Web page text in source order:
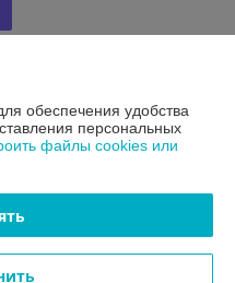
ответственностью
ул.Городецкая, д.44, пом.155А
обеспечения удобства
персональных
файлы cookies или